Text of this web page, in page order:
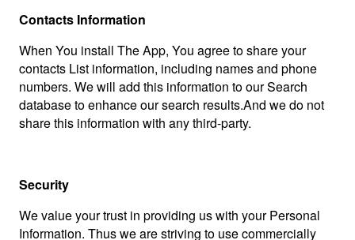
Contacts Information
When You install The App, You agree to share your
contacts List information, including names and phone
numbers. We will add this information to our Search
database to enhance our search results.And we do not
share this information with any third-party.
Security
We value your trust in providing us with your Personal
Information. Thus we are striving to use commercially